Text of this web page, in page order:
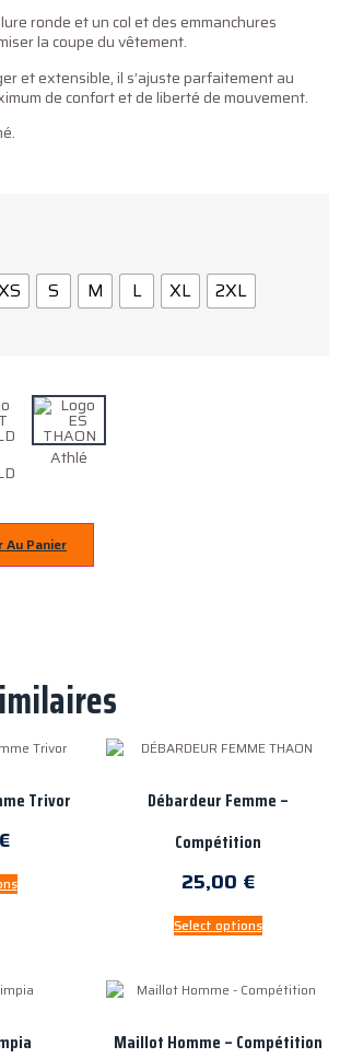
ronde et un col et des emmanchures
la coupe du vêtement.
et extensible, il s’ajuste parfaitement au
de confort et de liberté de mouvement.
S M L XL 2XL
Athlé
Au Panier
Trivor
€
Débardeur Femme –
Compétition
25,00 €
Select options
Maillot Homme – Compétition